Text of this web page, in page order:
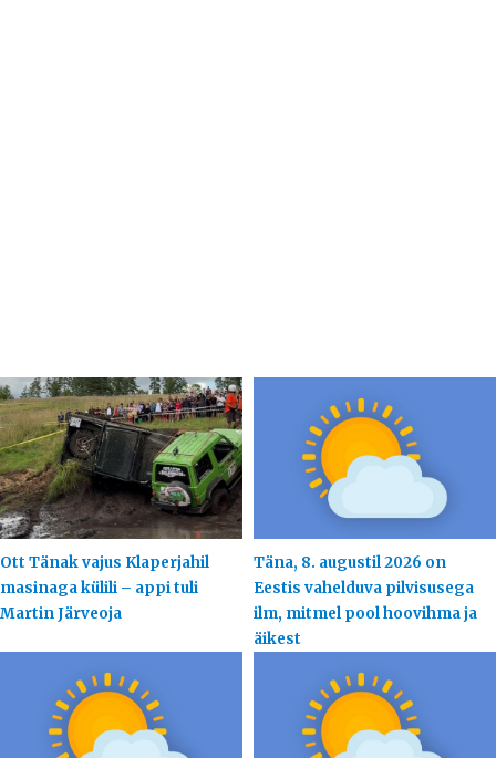
Ott Tänak vajus Klaperjahil
masinaga külili – appi tuli
Martin Järveoja
Täna, 8. augustil 2026 on
Eestis vahelduva pilvisusega
ilm, mitmel pool hoovihma ja
äikest